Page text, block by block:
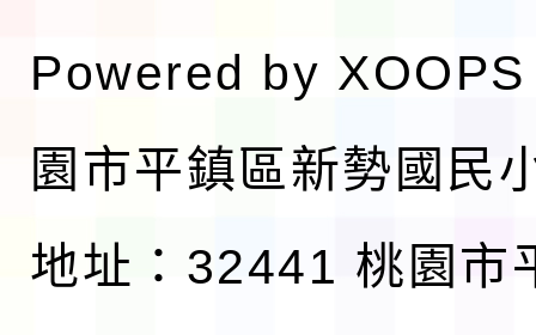
Powered by XOOPS
園市平鎮區新勢國民
地址：32441 桃園市